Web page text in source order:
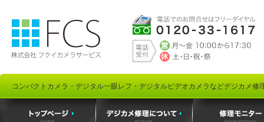
コンパクトカメラ・デジタル一眼レフ・デジタルビデオカメラなどデジカメ修